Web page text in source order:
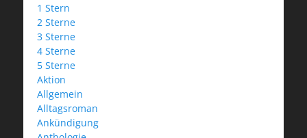
1 Stern
2 Sterne
3 Sterne
4 Sterne
5 Sterne
Aktion
Allgemein
Alltagsroman
Ankündigung